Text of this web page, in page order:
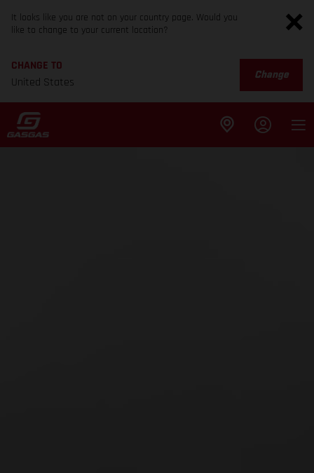
It looks like you are not on your country page. Would you
like to change to your current location?
CHANGE TO
United States
Change